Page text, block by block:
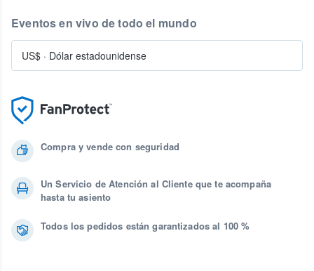
Compra y vende con seguridad
Un Servicio de Atención al Cliente que te acompaña
hasta tu asiento
Todos los pedidos están garantizados al 100 %
Eventos en vivo de todo el mundo
US$ · Dólar estadounidense